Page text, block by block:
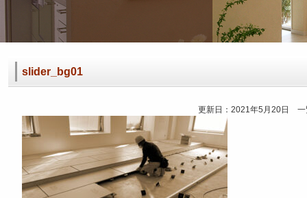
slider_bg01
更新日：2021年5月20日 一